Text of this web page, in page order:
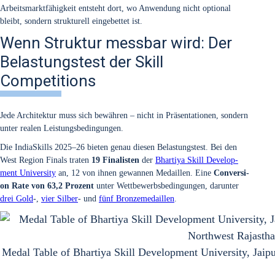
Arbeits­markt­fä­hig­keit ent­steht dort, wo Anwen­dung nicht optio­nal
bleibt, son­dern struk­tu­rell ein­ge­bet­tet ist.
Wenn Struktur messbar wird: Der
Belastungstest der Skill
Competitions
Jede Archi­tek­tur muss sich bewäh­ren – nicht in Prä­sen­ta­tio­nen, son­dern
unter rea­len Leis­tungs­be­din­gun­gen.
Die India­Skills 2025–26 bie­ten genau die­sen Belas­tungs­test. Bei den
West Regi­on Finals tra­ten 19 Fina­lis­ten der Bhar­ti­ya Skill Deve­lo­p­
ment Uni­ver­si­ty an, 12 von ihnen gewan­nen Medail­len. Eine Con­ver­si­
on Rate von 63,2 Pro­zent unter Wett­be­werbs­be­din­gun­gen, dar­un­ter
drei Gold-, vier Sil­ber- und fünf Bron­ze­me­dail­len.
Medal Table of Bhar­ti­ya Skill Deve­lo­p­ment Uni­ver­si­ty,